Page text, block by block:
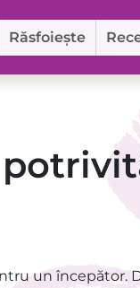
Răsfoiește
un începător.